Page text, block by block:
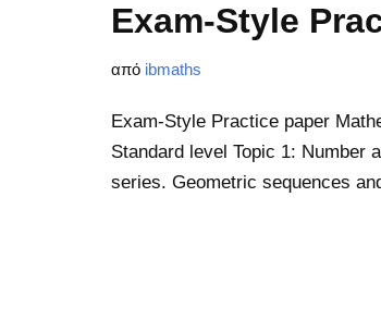
Exam-Style
από ibmaths
Exam-Style Practice paper
Standard level Topic 1: Number
series. Geometric sequences